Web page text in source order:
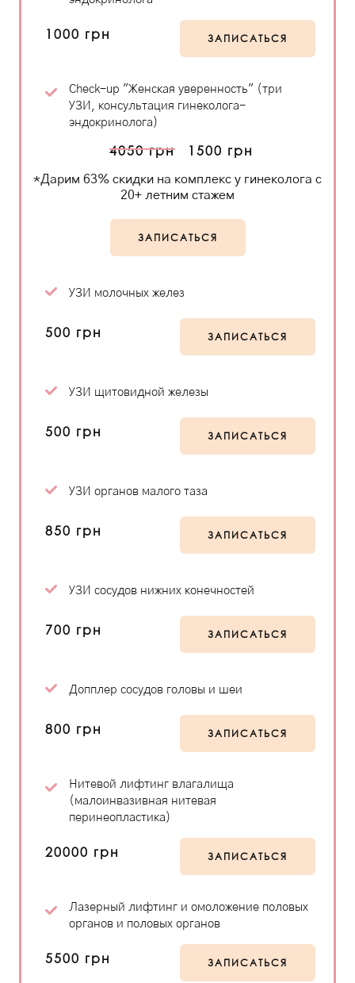
1000 грн ЗАПИСАТЬСЯ
Check-up "Женская уверенность" (три
УЗИ, консультация гинеколога-
эндокринолога)
4050 грн 1500 грн
*Дарим 63% скидки на комплекс у гинеколога с
20+ летним стажем
ЗАПИСАТЬСЯ
УЗИ молочных желез
500 грн ЗАПИСАТЬСЯ
УЗИ щитовидной железы
500 грн ЗАПИСАТЬСЯ
УЗИ органов малого таза
850 грн ЗАПИСАТЬСЯ
УЗИ сосудов нижних конечностей
700 грн ЗАПИСАТЬСЯ
Допплер сосудов головы и шеи
800 грн ЗАПИСАТЬСЯ
Нитевой лифтинг влагалища
(малоинвазивная нитевая
перинеопластика)
20000 грн ЗАПИСАТЬСЯ
Лазерный лифтинг и омоложение половых
органов и половых органов
5500 грн ЗАПИСАТЬСЯ